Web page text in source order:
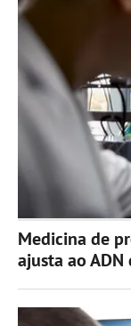
Medicina de
ajusta ao